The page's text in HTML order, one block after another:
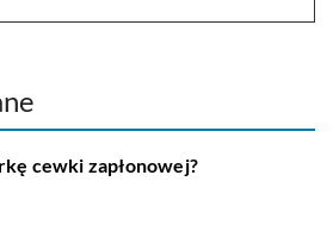
cewki zapłonowej?